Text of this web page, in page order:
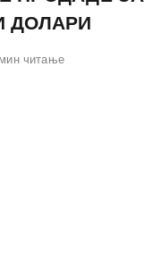
ДОЛАРИ
читање